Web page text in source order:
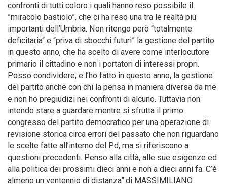
confronti di tutti coloro i quali hanno reso possibile il
”miracolo bastiolo”, che ci ha reso una tra le realtà più
importanti dell’Umbria. Non ritengo però “totalmente
deficitaria“ e “priva di sbocchi futuri” la gestione del partito
in questo anno, che ha scelto di avere come interlocutore
primario il cittadino e non i portatori di interessi propri.
Posso condividere, e l’ho fatto in questo anno, la gestione
del partito anche con chi la pensa in maniera diversa da me
e non ho pregiudizi nei confronti di alcuno. Tuttavia non
intendo stare a guardare mentre si sfrutta il primo
congresso del partito democratico per una operazione di
revisione storica circa errori del passato che non riguardano
le scelte fatte all’interno del Pd, ma si riferiscono a
questioni precedenti. Penso alla città, alle sue esigenze ed
alla politica dei prossimi dieci anni e non a dieci anni fa. C’è
almeno un ventennio di distanza”.di MASSIMILIANO